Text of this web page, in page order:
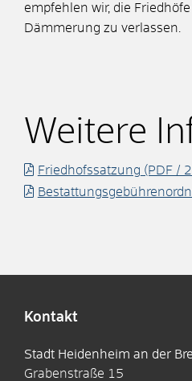
empfehlen wir, die
Dämmerung zu verlassen.
Weitere
Friedhofssatzung (PDF /
Kontakt
Stadt Heidenheim an der
Grabenstraße 15